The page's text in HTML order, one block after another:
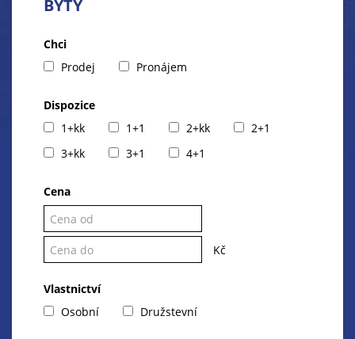
BYTY
Chci
Prodej
Pronájem
Dispozice
1+kk
1+1 2+kk
2+1
3+kk
3+1 4+1
Cena
Kč
Vlastnictví
Osobní
Družstevní